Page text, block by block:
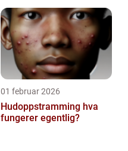
01 februar 2026
Hudoppstramming hva
fungerer egentlig?